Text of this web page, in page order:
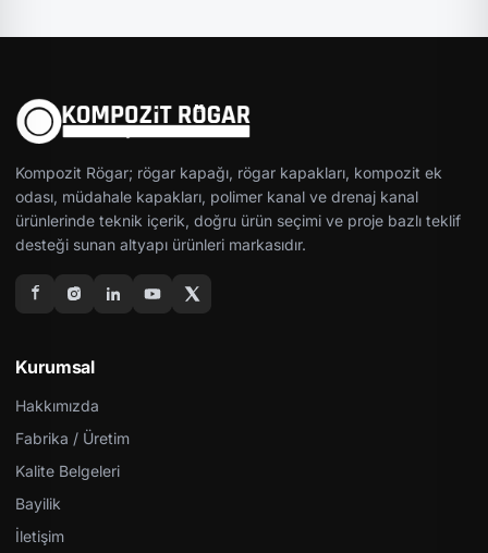
Kompozit Rögar; rögar kapağı, rögar kapakları, kompozit ek
odası, müdahale kapakları, polimer kanal ve drenaj kanal
ürünlerinde teknik içerik, doğru ürün seçimi ve proje bazlı teklif
desteği sunan altyapı ürünleri markasıdır.
Kurumsal
Hakkımızda
Fabrika / Üretim
Kalite Belgeleri
Bayilik
İletişim